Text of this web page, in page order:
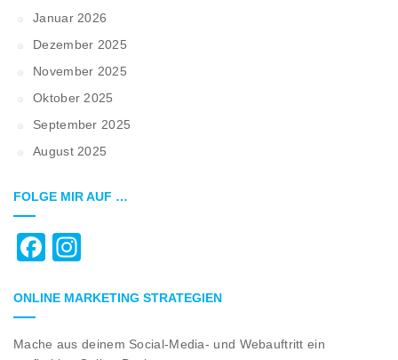
Januar 2026
Dezember 2025
November 2025
Oktober 2025
September 2025
August 2025
FOLGE MIR AUF …
Facebook
ONLINE MARKETING STRATEGIEN
Mache aus deinem Social-Media- und Webauftritt ein